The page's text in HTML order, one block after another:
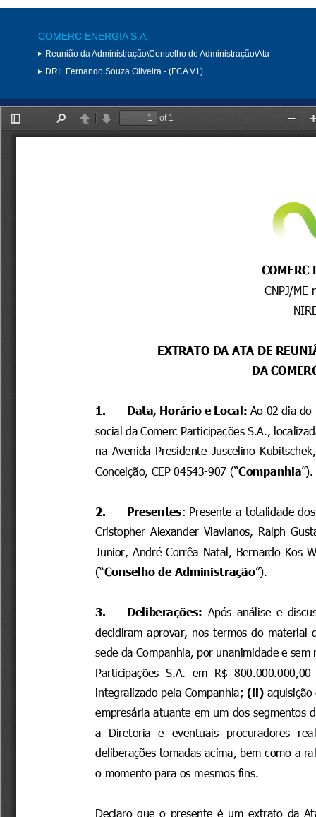
COMERC ENERGIA S.A.
Reunião da Administração\Conselho de Administração\Ata
DRI: Fernando Souza Oliveira - (FCA V1)